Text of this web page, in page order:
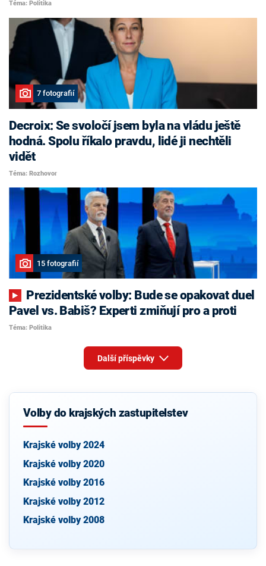
Téma: Politika
7 fotografií
Decroix: Se svoločí jsem byla na vládu ještě
hodná. Spolu říkalo pravdu, lidé ji nechtěli
vidět
Téma: Rozhovor
15 fotografií
Pavel vs. Babiš? Experti zmiňují pro a proti
Téma: Politika
Další příspěvky
Volby do krajských zastupitelstev
Krajské volby 2024
Krajské volby 2020
Krajské volby 2016
Krajské volby 2012
Krajské volby 2008